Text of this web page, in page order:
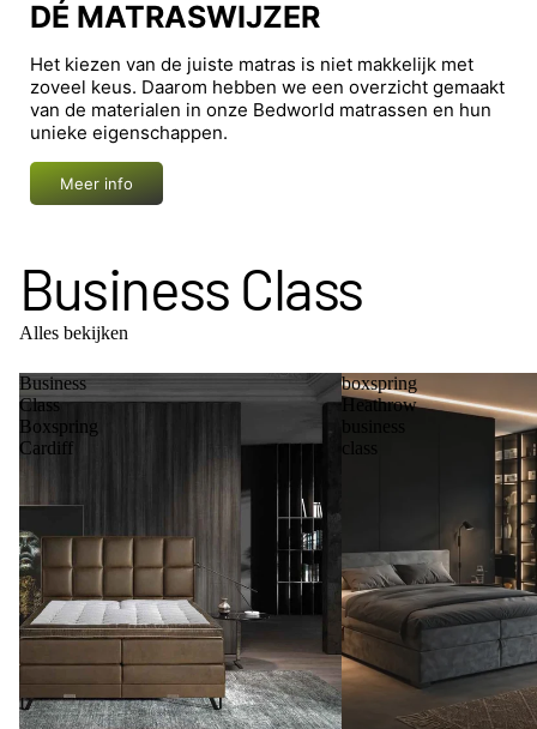
DÉ MATRASWIJZER
Het kiezen van de juiste matras is niet makkelijk met
zoveel keus. Daarom hebben we een overzicht gemaakt
van de materialen in onze Bedworld matrassen en hun
unieke eigenschappen.
Meer info
Business Class
Alles bekijken
Business
Class
Boxspring
Cardiff
boxspring
Heathrow
business
class